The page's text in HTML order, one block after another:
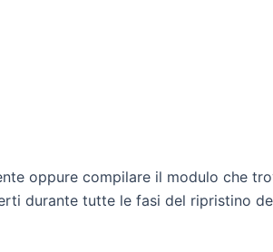
oppure compilare il modulo che
durante tutte le fasi del ripristino